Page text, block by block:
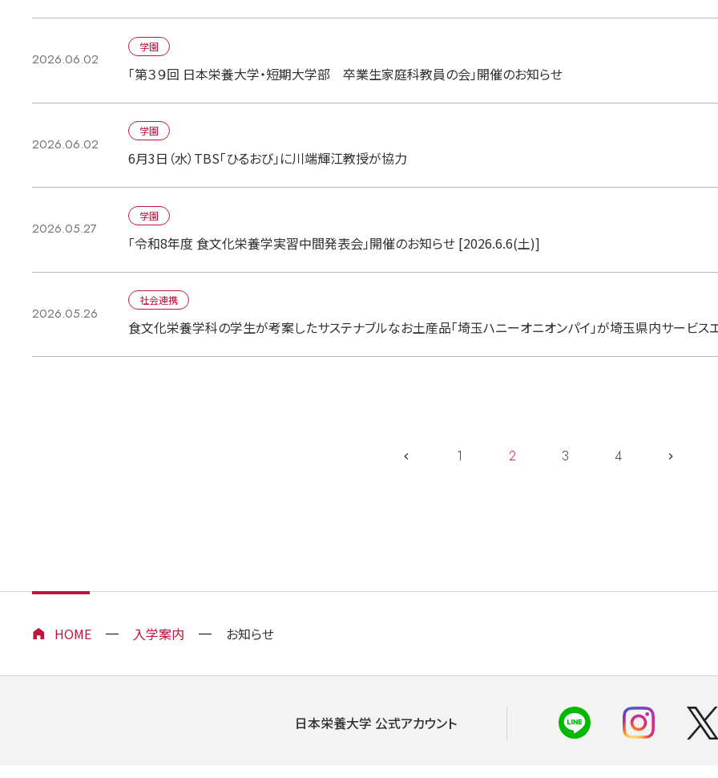
2026.06.02
学園
「第３９回 日本栄養大学・短期大学部 卒業生家庭科教員の会」開催のお知らせ
2026.06.02
学園
6月3日（水）TBS「ひるおび」に川端輝江教授が協力
2026.05.27
学園
「令和8年度 食文化栄養学実習中間発表会」開催のお知らせ [2026.6.6(土)]
2026.05.26
社会連携
食文化栄養学科の学生が考案したサステナブルなお土産品「埼玉ハニーオニオンパイ」が埼玉県内サービス
1 2 3 4
HOME 入学案内 お知らせ
日本栄養大学 公式アカウント